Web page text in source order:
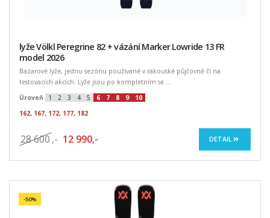
lyže Völkl Peregrine 82 + vázání Marker Lowride 13 FR
model 2026
Bazarové lyže, jednu sezónu používané v rakouské půjčovně či na
testovacích akcích. Lyže jsou po kompletním se ...
Úroveň
1 2 3 4 5 6 7 8 9
10
162, 167, 172, 177, 182
28 600 ,- 12 990,- DETAIL
-50%